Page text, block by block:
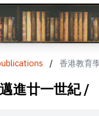
/ 香港教育
進廿一世紀 /